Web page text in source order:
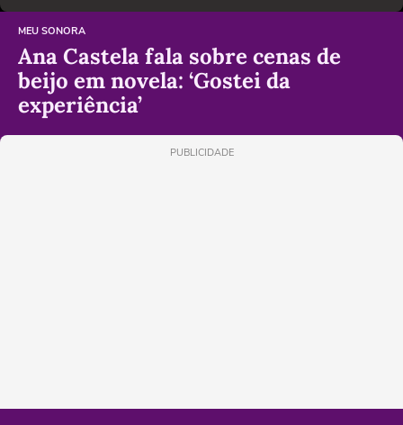
MEU SONORA
Ana Castela fala sobre cenas de
beijo em novela: ‘Gostei da
experiência’
PUBLICIDADE